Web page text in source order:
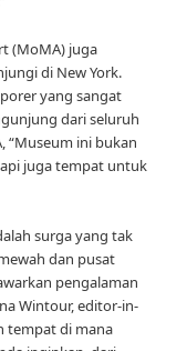
(MoMA) juga
di New York.
yang sangat
dari seluruh
“Museum ini bukan
juga tempat untuk
surga yang tak
dan pusat
pengalaman
Wintour, editor-in-
tempat di mana